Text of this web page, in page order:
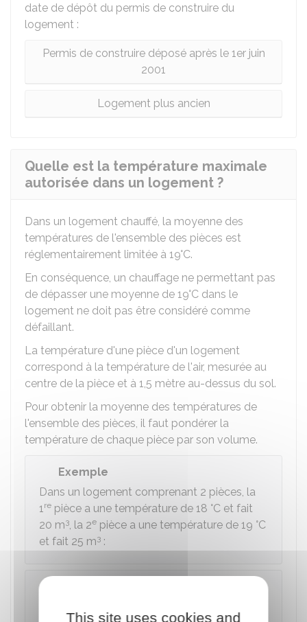
date de dépôt du permis de construire du
logement :
Permis de construire déposé après le 1er juin
2001
Logement plus ancien
Quelle est la température maximale
autorisée dans un logement ?
Dans un logement chauffé, la moyenne des
températures de l'ensemble des pièces est
réglementairement limitée à 19°C.
En conséquence, un chauffage ne permettant pas
de dépasser une moyenne de 19°C dans le
logement ne doit pas être considéré comme
défaillant.
La température d'une pièce d'un logement
correspond à la température de l'air, mesurée au
centre de la pièce et à 1,5 mètre au-dessus du sol.
Pour obtenir la moyenne des températures de
l'ensemble des pièces, il faut pondérer la
température de chaque pièce par son volume.
Exemple
Dans un logement comprenant 2 pièces, la
1re pièce a une température de 18 °C et fait
20 m3, la 2e pièce a une température de 19 °C
et fait 25 m3 :
This site uses cookies and